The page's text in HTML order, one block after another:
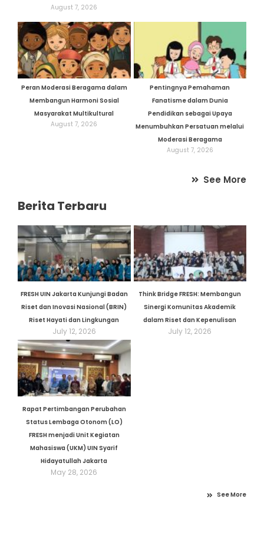
August 7, 2026
Peran Moderasi Beragama dalam
Membangun Harmoni Sosial
Masyarakat Multikultural
August 7, 2026
Pentingnya Pemahaman
Fanatisme dalam Dunia
Pendidikan sebagai Upaya
Menumbuhkan Persatuan melalui
Moderasi Beragama
August 7, 2026
See More
Berita Terbaru
FRESH UIN Jakarta Kunjungi Badan
Riset dan Inovasi Nasional (BRIN)
Riset Hayati dan Lingkungan
July 12, 2026
Think Bridge FRESH: Membangun
Sinergi Komunitas Akademik
dalam Riset dan Kepenulisan
July 12, 2026
Rapat Pertimbangan Perubahan
Status Lembaga Otonom (LO)
FRESH menjadi Unit Kegiatan
Mahasiswa (UKM) UIN Syarif
Hidayatullah Jakarta
May 28, 2026
See More